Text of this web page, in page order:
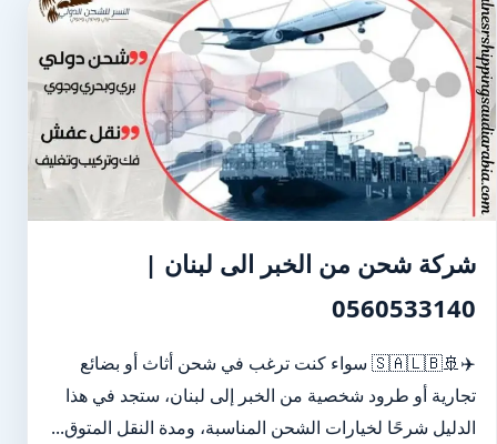
شركة شحن من الخبر الى لبنان |
0560533140
✈️🚢🇸🇦🇱🇧 سواء كنت ترغب في شحن أثاث أو بضائع
تجارية أو طرود شخصية من الخبر إلى لبنان، ستجد في هذا
الدليل شرحًا لخيارات الشحن المناسبة، ومدة النقل المتوق...